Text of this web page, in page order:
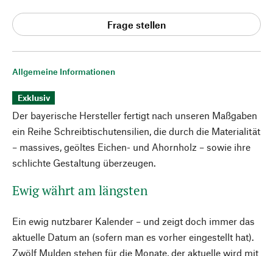
Allgemeine Informationen
Exklusiv
Der bayerische Hersteller fertigt nach unseren Maßgaben
ein Reihe Schreibtischutensilien, die durch die Materialität
– massives, geöltes Eichen- und Ahornholz – sowie ihre
schlichte Gestaltung überzeugen.
Ewig währt am längsten
Ein ewig nutzbarer Kalender – und zeigt doch immer das
aktuelle Datum an (sofern man es vorher eingestellt hat).
Zwölf Mulden stehen für die Monate, der aktuelle wird mit
Frage stellen